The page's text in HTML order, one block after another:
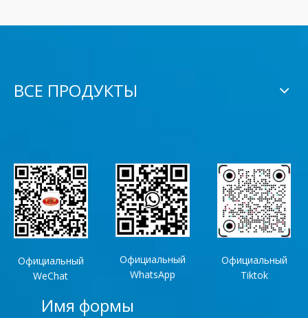
ВСЕ ПРОДУКТЫ
Официальный
WeChat
Официальный
WhatsApp
Официальный
Tiktok
Имя формы